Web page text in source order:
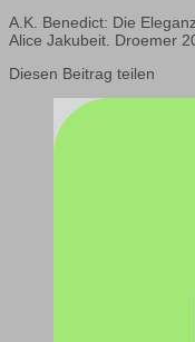
A.K. Benedict: Die
Alice Jakubeit. Droemer
Diesen Beitrag teilen